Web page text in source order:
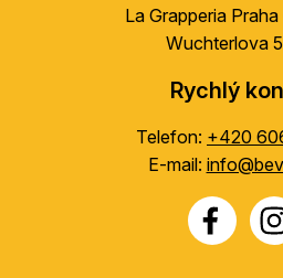
La Grapperia
Wuchterlova
Rychlý
Telefon: +420
E-mail: